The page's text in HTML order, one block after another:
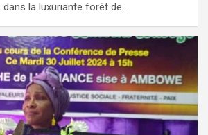
la luxuriante forêt de…